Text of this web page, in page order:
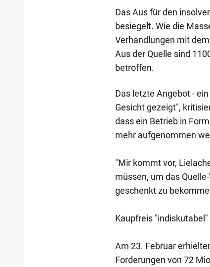
Das Aus für den
besiegelt. Wie die
Verhandlungen mit
Aus der Quelle sind
betroffen.
Das letzte Angebot -
Gesicht gezeigt",
dass ein Betrieb in
mehr aufgenommen
"Mir kommt vor,
müssen, um das
geschenkt zu
Kaupfreis "indiskutabel"
Am 23. Februar
Forderungen von 72